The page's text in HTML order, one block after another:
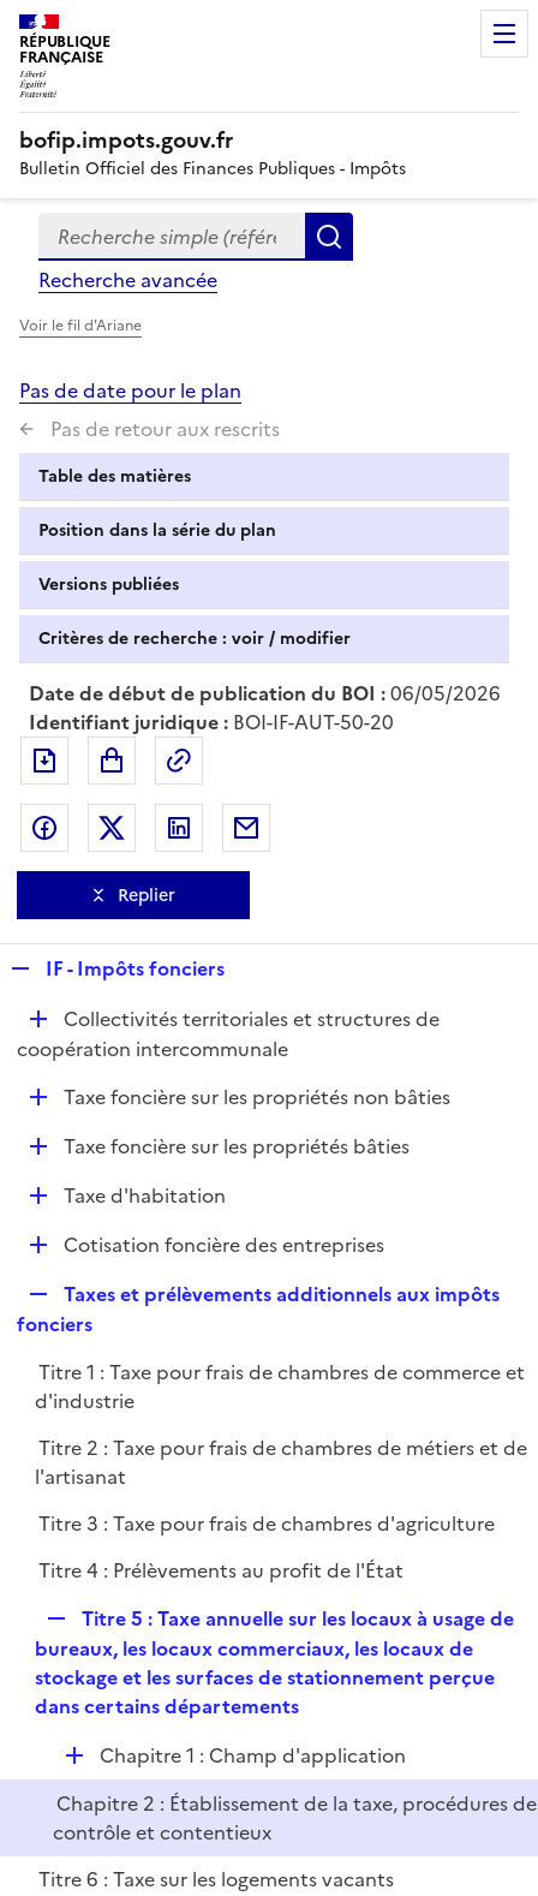
RÉPUBLIQUE
FRANÇAISE
bofip.impots.gouv.fr
Bulletin Officiel des Finances Publiques - Impôts
Formulaire
de
recherche
Recherche simple (références, mots clés, partie du
Recherche avancée
Voir le fil d'Ariane
Pas de date pour le plan
Pas de retour aux rescrits
Table des matières
Position dans la série du plan
Versions publiées
Critères de recherche : voir / modifier
Date de début de publication du BOI :06/05/2026
Identifiant juridique : BOI-IF-AUT-50-20
Exporter le document au format pdf
Partager sur Facebook
Partager sur Twitter
Partager sur LinkedIn
Replier
p
l
i
e
r
IF - Impôts fonciers
D
é
Collectivités territoriales et structures de
coopération intercommunale
DTaxe foncière sur les propriétés non bâties
D
r
Taxe foncière sur les propriétés bâties
D
e
r
Taxe d'habitation
D
l
i
e
r
Cotisation foncière des entreprises
e
l
i
e
Taxes et prélèvements additionnels aux impôts
fonciers
Titre 1 : Taxe pour frais de chambres de commerce et
d'industrie
Titre 2 : Taxe pour frais de chambres de métiers et de
l'artisanat
Titre 3 : Taxe pour frais de chambres d'agriculture
Titre 4 : Prélèvements au profit de l'État
e
p
l
e
r
Titre 5 : Taxe annuelle sur les locaux à usage de
bureaux, les locaux commerciaux, les locaux de
stockage et les surfaces de stationnement perçue
dans certains départements
D
é
p
l
i
Chapitre 1 : Champ d'application
Chapitre 2 : Établissement de la taxe, procédures de
contrôle et contentieux
Titre 6 : Taxe sur les logements vacants